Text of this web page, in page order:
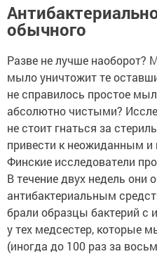
обычного
Разве не лучше наоборот?
мыло уничтожит те
не справилось простое
абсолютно чистыми?
не стоит гнаться за
привести к неожиданным
Финские исследователи
В течение двух недель
антибактериальным
брали образцы бактерий с
у тех медсестер, которые
(иногда до 100 раз за